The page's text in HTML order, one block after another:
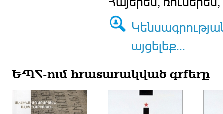
այցելեք...
ԵՊՀ-ում հրատարակված գրքերը